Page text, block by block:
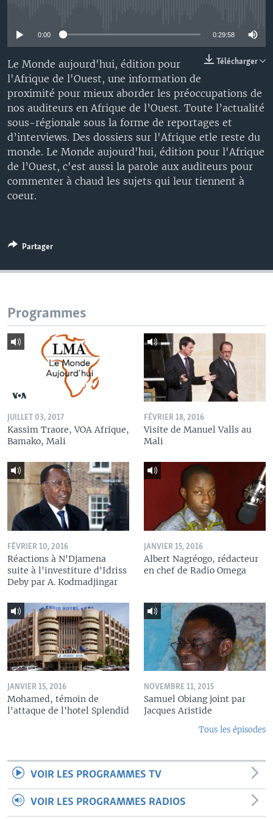
0:00 0:29:58
Télécharger
Le Monde aujourd'hui, édition pour
l'Afrique de l'Ouest, une information de
proximité pour mieux aborder les préoccupations de
nos auditeurs en Afrique de l’Ouest. Toute l’actualité
sous-régionale sous la forme de reportages et
d’interviews. Des dossiers sur l'Afrique etle reste du
monde. Le Monde aujourd'hui, édition pour l'Afrique
de l’Ouest, c'est aussi la parole aux auditeurs pour
commenter à chaud les sujets qui leur tiennent à
coeur.
Partager
Programmes
JUILLET 03, 2017
Kassim Traore, VOA Afrique,
Bamako, Mali
FÉVRIER 18, 2016
Visite de Manuel Valls au
Mali
FÉVRIER 10, 2016
Réactions à N'Djamena
suite à l'investiture d'Idriss
Deby par A. Kodmadjingar
JANVIER 15, 2016
Albert Nagréogo, rédacteur
en chef de Radio Omega
JANVIER 15, 2016
Mohamed, témoin de
l'attaque de l'hotel Splendid
NOVEMBRE 11, 2015
Samuel Obiang joint par
Jacques Aristide
Tous les épisodes
VOIR LES PROGRAMMES TV
VOIR LES PROGRAMMES RADIOS